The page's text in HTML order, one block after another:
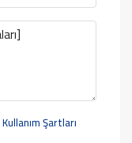
Kullanım Şartları